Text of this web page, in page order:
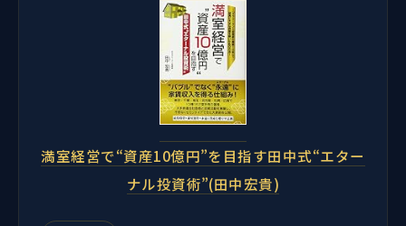
満室経営で“資産10億円”を目指す田中式“エター
ナル投資術”(田中宏貴)